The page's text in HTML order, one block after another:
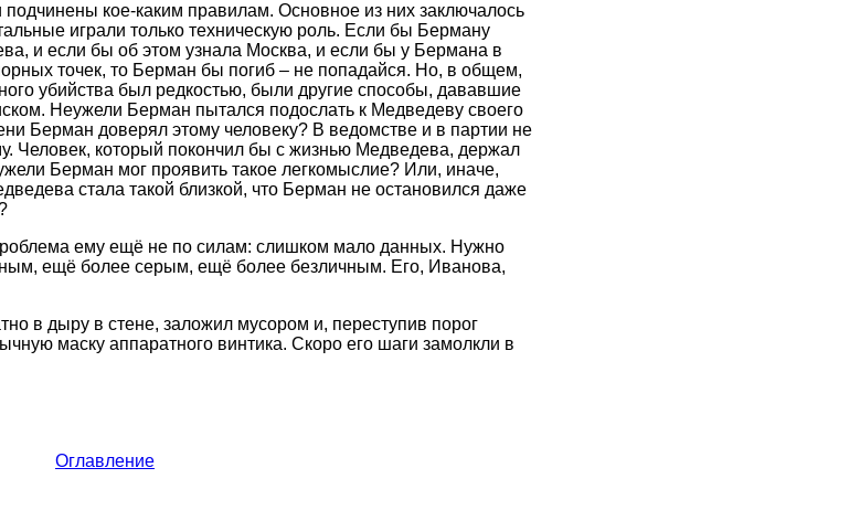
кое-каким правилам. Основное из них заключалось
играли только техническую роль. Если бы Берману
и если бы об этом узнала Москва, и если бы у Бермана в
точек, то Берман бы погиб – не попадайся. Но, в общем,
убийства был редкостью, были другие способы, дававшие
Неужели Берман пытался подослать к Медведеву своего
Берман доверял этому человеку? В ведомстве и в партии не
Человек, который покончил бы с жизнью Медведева, держал
Берман мог проявить такое легкомыслие? Или, иначе,
стала такой близкой, что Берман не остановился даже
ему ещё не по силам: слишком мало данных. Нужно
ещё более серым, ещё более безличным. Его, Иванова,
в дыру в стене, заложил мусором и, переступив порог
маску аппаратного винтика. Скоро его шаги замолкли в
Оглавление